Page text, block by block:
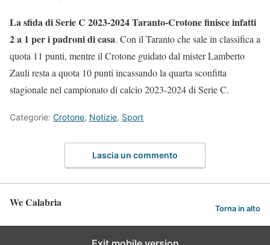
La sfida di Serie C 2023-2024 Taranto-Crotone finisce infatti
2 a 1 per i padroni di casa. Con il Taranto che sale in classifica a
quota 11 punti, mentre il Crotone guidato dal mister Lamberto
Zauli resta a quota 10 punti incassando la quarta sconfitta
stagionale nel campionato di calcio 2023-2024 di Serie C.
Categorie: Crotone, Notizie, Sport
Lascia un commento
We Calabria Torna in alto